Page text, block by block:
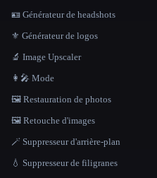
🪪 Générateur de headshots
⚜️ Générateur de logos
🔬 Image Upscaler
👩‍🎤 Mode
🖼️ Restauration de photos
🖼️ Retouche d'images
🪄 Suppresseur d'arrière-plan
💧 Suppresseur de filigranes